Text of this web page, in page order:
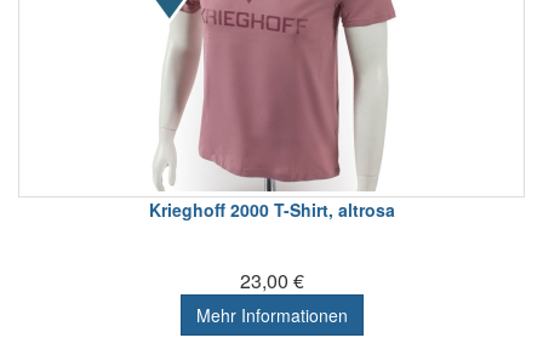
Krieghoff 2000 T-Shirt, altrosa
23,00 €
Mehr Informationen